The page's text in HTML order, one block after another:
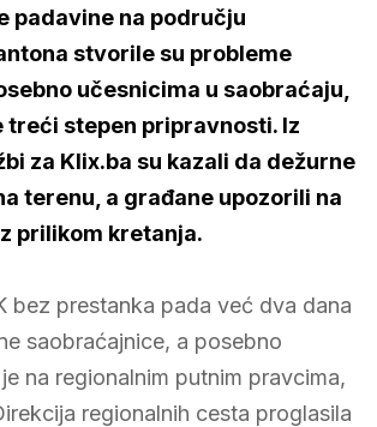
padavine na području
stvorile su probleme
učesnicima u saobraćaju,
treći stepen pripravnosti. Iz
za Klix.ba su kazali da dežurne
terenu, a građane upozorili na
prilikom kretanja.
bez prestanka pada već dva dana
saobraćajnice, a posebno
na regionalnim putnim pravcima,
regionalnih cesta proglasila